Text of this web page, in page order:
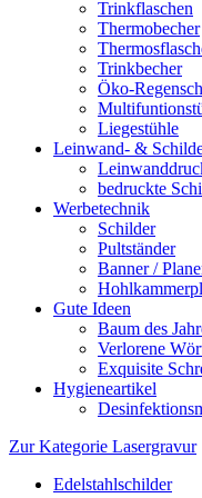
Trinkflaschen
Thermobecher
Trinkbecher
Öko-
Liegestühle
Leinwand- &
bedruckte
Werbetechnik
Schilder
Pultständer
Banner /
Gute Ideen
Baum des
Verlorene
Exquisite
Hygieneartikel
Zur Kategorie Lasergravur
Edelstahlschilder